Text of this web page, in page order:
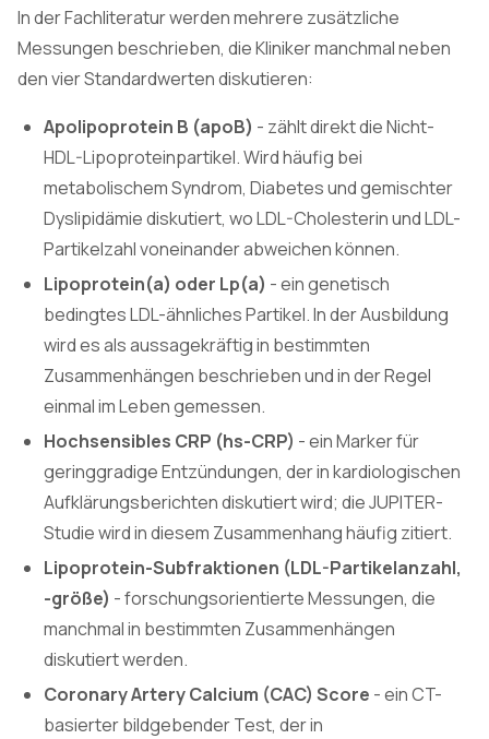
In der Fachliteratur werden mehrere zusätzliche
Messungen beschrieben, die Kliniker manchmal neben
den vier Standardwerten diskutieren:
Apolipoprotein B (apoB) - zählt direkt die Nicht-
HDL-Lipoproteinpartikel. Wird häufig bei
metabolischem Syndrom, Diabetes und gemischter
Dyslipidämie diskutiert, wo LDL-Cholesterin und LDL-
Partikelzahl voneinander abweichen können.
Lipoprotein(a) oder Lp(a) - ein genetisch
bedingtes LDL-ähnliches Partikel. In der Ausbildung
wird es als aussagekräftig in bestimmten
Zusammenhängen beschrieben und in der Regel
einmal im Leben gemessen.
Hochsensibles CRP (hs-CRP) - ein Marker für
geringgradige Entzündungen, der in kardiologischen
Aufklärungsberichten diskutiert wird; die JUPITER-
Studie wird in diesem Zusammenhang häufig zitiert.
Lipoprotein-Subfraktionen (LDL-Partikelanzahl,
-größe) - forschungsorientierte Messungen, die
manchmal in bestimmten Zusammenhängen
diskutiert werden.
Coronary Artery Calcium (CAC) Score - ein CT-
basierter bildgebender Test, der in